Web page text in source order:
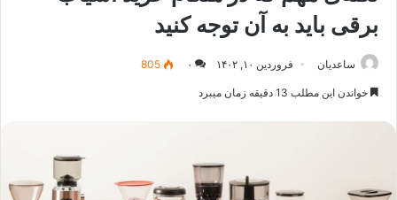
برقی باید به آن توجه کنید
ساعدیان فروردین ۱۰, ۱۴۰۲ ۰ 805
خواندن این مطلب 13 دقیقه زمان میبرد